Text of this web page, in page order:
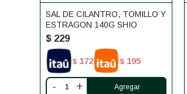
SAL DE CILANTRO, TOMILLO Y
ESTRAGON 140G SHIO
$ 229
$ 172 $ 195
- +